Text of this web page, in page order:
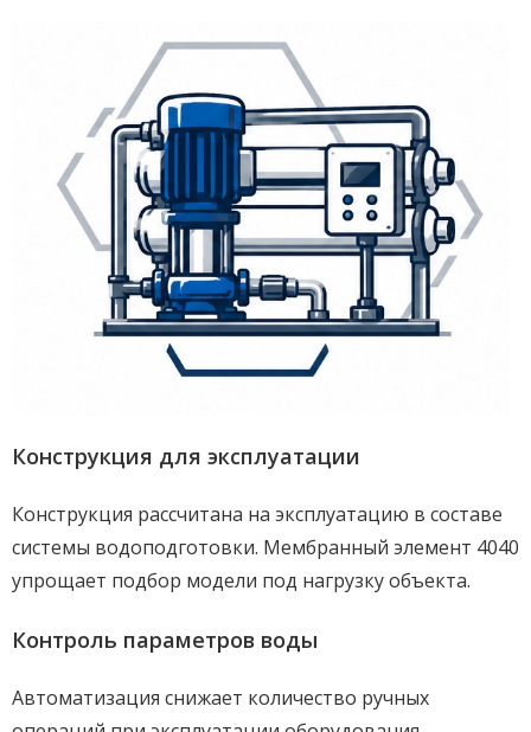
Конструкция для эксплуатации
Конструкция рассчитана на эксплуатацию в составе
системы водоподготовки. Мембранный элемент 4040
упрощает подбор модели под нагрузку объекта.
Контроль параметров воды
Автоматизация снижает количество ручных